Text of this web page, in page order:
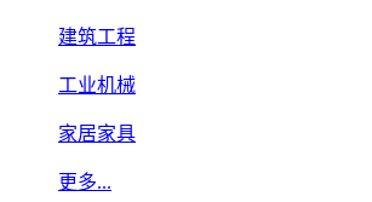
建筑工程
工业机械
家居家具
更多...